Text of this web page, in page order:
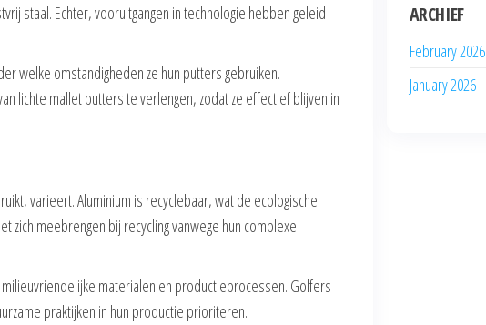
staal. Echter, vooruitgangen in technologie hebben geleid
welke omstandigheden ze hun putters gebruiken.
lichte mallet putters te verlengen, zodat ze effectief blijven in
varieert. Aluminium is recyclebaar, wat de ecologische
meebrengen bij recycling vanwege hun complexe
materialen en productieprocessen. Golfers
praktijken in hun productie prioriteren.
ARCHIEF
February 2026
January 2026